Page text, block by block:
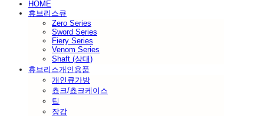
HOME
휴브리스큐
Zero Series
Sword Series
Fiery Series
Venom Series
Shaft (상대)
휴브리스개인용품
개인큐가방
쵸크/쵸크케이스
팁
장갑